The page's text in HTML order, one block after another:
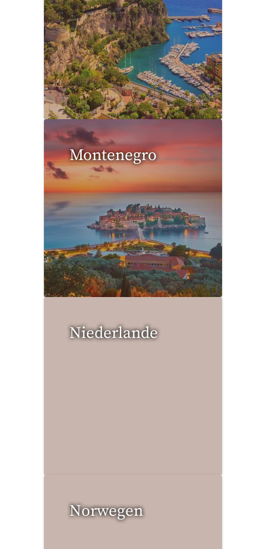
0 Reisen gefunden
Montenegro
0 Reisen gefunden
Niederlande
Norwegen